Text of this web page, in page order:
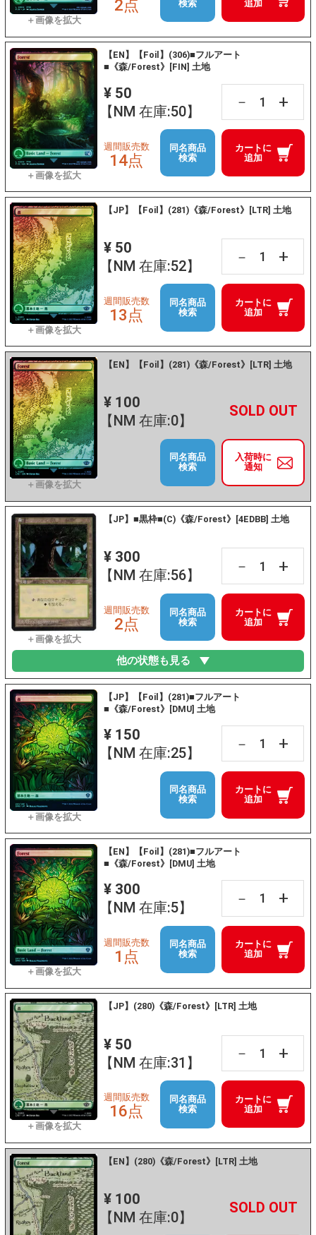
追加
2点 検索
【EN】【Foil】(306)■フルアート
■《森/Forest》[FIN] 土地
¥ 50
【NM 在庫:50】
－ +
カートに
追加
週間販売数
14点
同名商品
検索
【JP】【Foil】(281)《森/Forest》[LTR] 土地
¥ 50
【NM 在庫:52】
－ +
カートに
追加
週間販売数
13点
同名商品
検索
【EN】【Foil】(281)《森/Forest》[LTR] 土地
¥ 100
【NM 在庫:0】
－ +
入荷時に
通知
同名商品
検索
【JP】■黒枠■(C)《森/Forest》[4EDBB] 土地
¥ 300
【NM 在庫:56】
－ +
カートに
追加
週間販売数
2点
同名商品
検索
他の状態も見る
【JP】【Foil】(281)■フルアート
■《森/Forest》[DMU] 土地
¥ 150
【NM 在庫:25】
－ +
カートに
追加
同名商品
検索
【EN】【Foil】(281)■フルアート
■《森/Forest》[DMU] 土地
¥ 300
【NM 在庫:5】
－ +
カートに
追加
週間販売数
1点
同名商品
検索
【JP】(280)《森/Forest》[LTR] 土地
¥ 50
【NM 在庫:31】
－ +
カートに
追加
週間販売数
16点
同名商品
検索
【EN】(280)《森/Forest》[LTR] 土地
¥ 100
【NM 在庫:0】
－ +